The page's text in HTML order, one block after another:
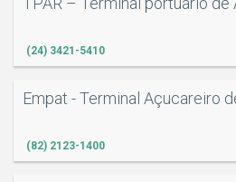
(24) 3421-5410
Empat - Terminal Açucareiro
(82) 2123-1400